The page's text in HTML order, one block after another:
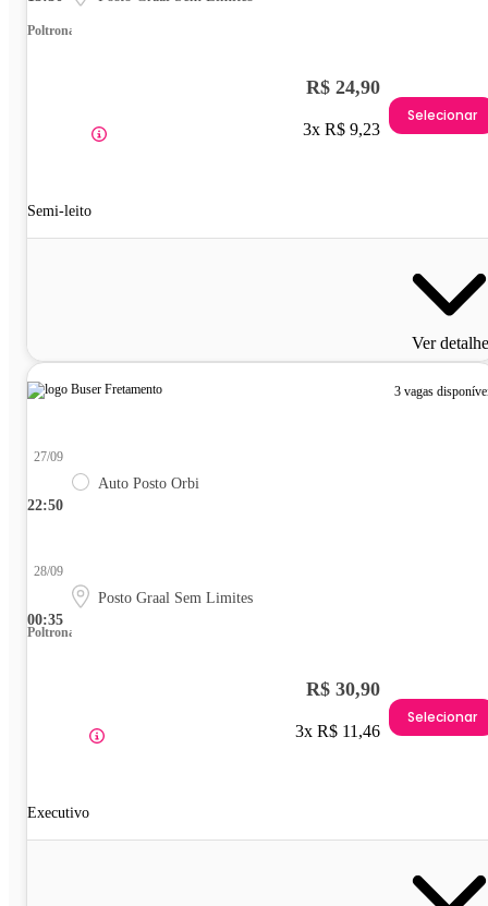
Poltrona
Semi-leito
R$ 24,90
3x R$ 9,23
Selecionar
Ver
3 vagas
22:50
27/09
Auto Posto Orbi
00:35
28/09
Posto Graal Sem Limites
Poltrona
Executivo
R$ 30,90
3x R$ 11,46
Selecionar